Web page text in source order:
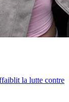
la lutte contre